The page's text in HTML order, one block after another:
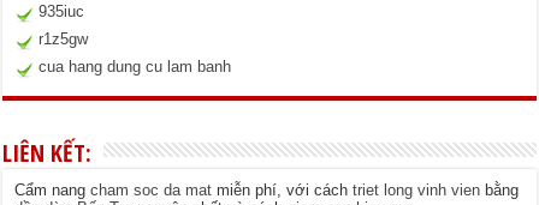
935iuc
r1z5gw
cua hang dung cu lam banh
LIÊN KẾT:
Cẩm nangcham soc da mat miễn phí, với cáchtriet long vinh vien bằng